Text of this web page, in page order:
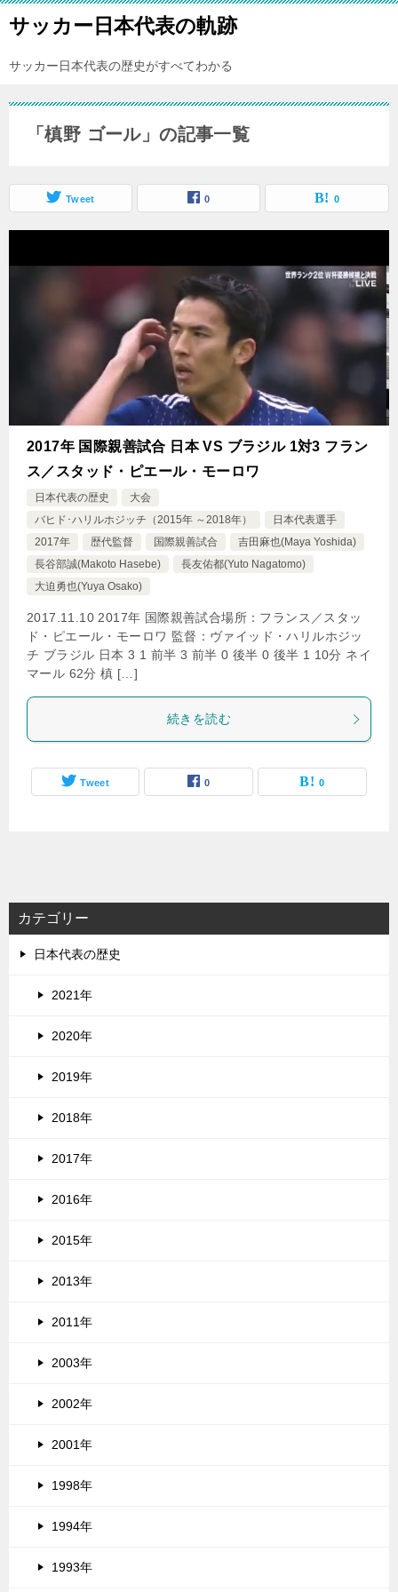
サッカー日本代表の軌跡
サッカー日本代表の歴史がすべてわかる
「槙野 ゴール」の記事一覧
Tweet 0 0
2017年 国際親善試合 日本 VS ブラジル 1対3 フラン
ス／スタッド・ピエール・モーロワ
日本代表の歴史
大会
バヒド･ハリルホジッチ（2015年 ～2018年）
日本代表選手
2017年
歴代監督 国際親善試合
吉田麻也(Maya Yoshida)
長谷部誠(Makoto Hasebe)
長友佑都(Yuto Nagatomo)
大迫勇也(Yuya Osako)
2017.11.10 2017年 国際親善試合場所：フランス／スタッ
ド・ピエール・モーロワ 監督：ヴァイッド・ハリルホジッ
チ ブラジル 日本 3 1 前半 3 前半 0 後半 0 後半 1 10分 ネイ
マール 62分 槙 […]
続きを読む
Tweet 0 0
カテゴリー
日本代表の歴史
2021年
2020年
2019年
2018年
2017年
2016年
2015年
2013年
2011年
2003年
2002年
2001年
1998年
1994年
1993年